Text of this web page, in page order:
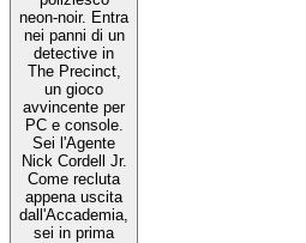
neon-noir. Entra
nei panni di un
detective in
The Precinct,
un gioco
avvincente per
PC e console.
Sei l'Agente
Nick Cordell Jr.
Come recluta
appena uscita
dall'Accademia,
sei in prima